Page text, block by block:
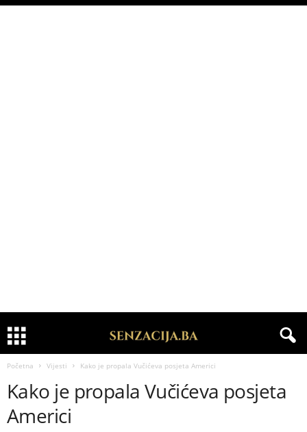
Početna Vijesti Kako je propala Vučićeva posjeta Americi
Kako je propala Vučićeva posjeta
Americi